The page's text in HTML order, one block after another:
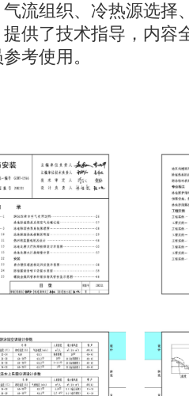
流组织、冷热源选择
供了技术指导，内容
考使用。